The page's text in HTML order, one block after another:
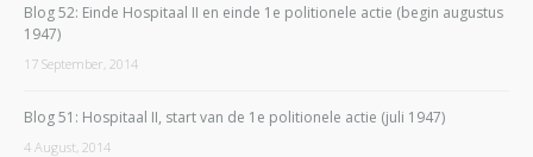
Blog 52: Einde Hospitaal II en einde 1e politionele actie (begin augustus
1947)
17 September, 2014
Blog 51: Hospitaal II, start van de 1e politionele actie (juli 1947)
4 August, 2014